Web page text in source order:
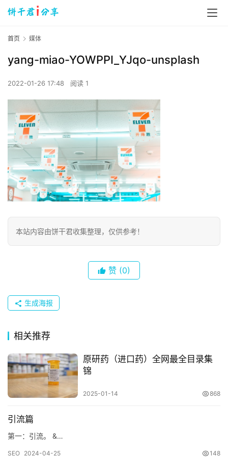
首
页
数
字
活
首页 媒体
yang-miao-YOWPPI_YJqo-unsplash
2022-01-26 17:48 阅读 1
本站内容由饼干君收集整理，仅供参考！
赞 (0)
生成海报
相关推荐
原研药（进口药）全网最全目录集
锦
2025-01-14 868
引流篇
第一：引流。 &…
SEO 2024-04-25 148